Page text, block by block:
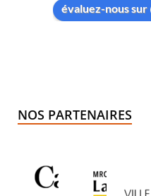
évaluez-nous sur
NOS PARTENAIRES